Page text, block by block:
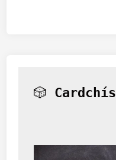
🎲 Cardchís